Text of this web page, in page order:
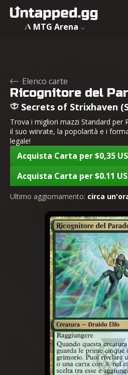
MTG Arena
Elenco carte
Ricognitore del
Secrets of Strixhaven
Trova i migliori mazzi Standard per
il suo winrate, la popolarità e i
legale!
Acquista Carta per $0,35
Acquista Carta per $0.11
Ultimo aggiornamento: circa